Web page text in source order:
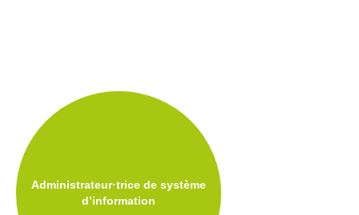
Administrateur·trice de système
d’information
Carnet mixité